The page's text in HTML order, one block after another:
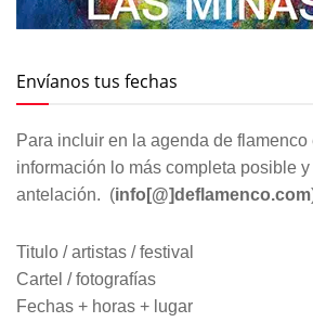
Envíanos tus fechas
Para incluir en la agenda de flamenco
información lo más completa posible
antelación. (info[@]deflamenco.com
Titulo / artistas / festival
Cartel / fotografías
Fechas + horas + lugar